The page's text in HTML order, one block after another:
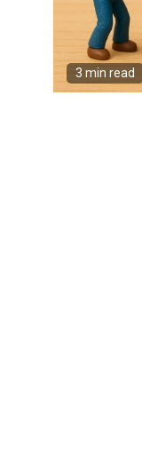
3 min read